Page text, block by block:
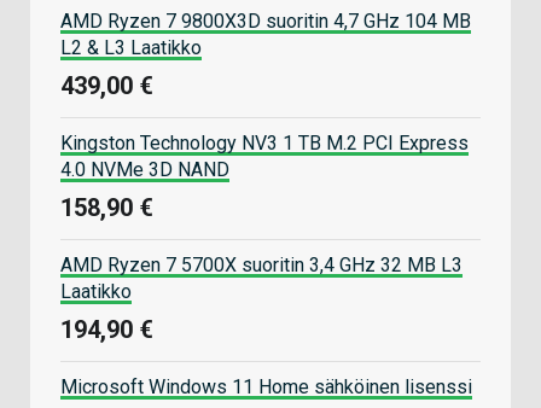
AMD Ryzen 7 9800X3D suoritin 4,7 GHz 104 MB
L2 & L3 Laatikko
439,00 €
Kingston Technology NV3 1 TB M.2 PCI Express
4.0 NVMe 3D NAND
158,90 €
AMD Ryzen 7 5700X suoritin 3,4 GHz 32 MB L3
Laatikko
194,90 €
Microsoft Windows 11 Home sähköinen lisenssi